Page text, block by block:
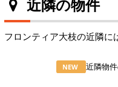
近隣の物件
フロンティア大枝の近隣に
NEW
近隣物